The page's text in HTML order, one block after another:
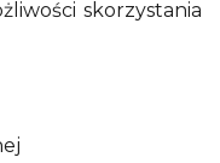
skorzystania